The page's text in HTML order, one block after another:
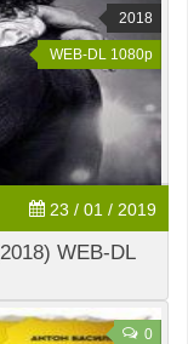
2018
WEB-DL 1080p
23 / 01 / 2019
WEB-DL
0